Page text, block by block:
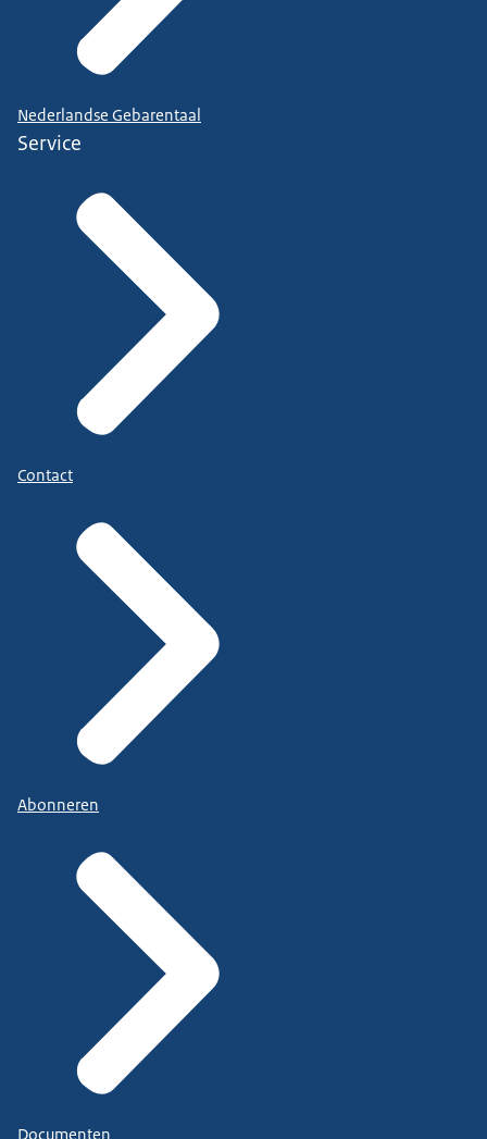
Nederlandse Gebarentaal
Service
Contact
Abonneren
Documenten